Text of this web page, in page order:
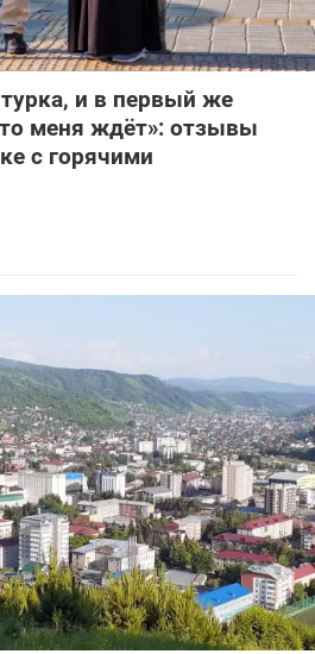
и в первый же
меня ждёт»: отзывы
с горячими